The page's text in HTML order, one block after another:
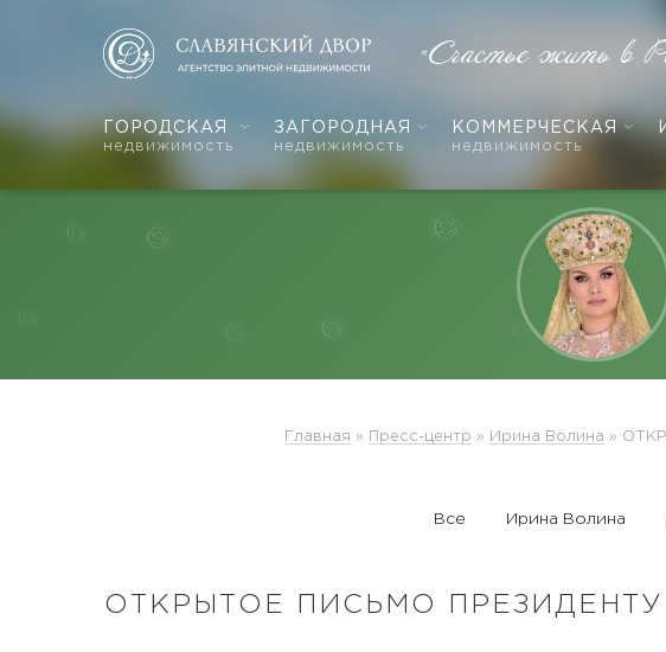
ГОРОДСКАЯ
недвижимость
ЗАГОРОДНАЯ
недвижимость
КОММЕРЧЕСКАЯ
недвижимость
«Счастье жить в
Главная » Пресс-центр » Ирина Волина »
Все Ирина Волина
ОТКРЫТОЕ ПИСЬМО